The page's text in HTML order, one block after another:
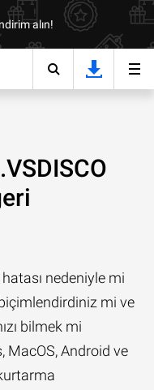
alın!
hatası nedeniyle mi
mi ve
bilmek mi
MacOS, Android ve